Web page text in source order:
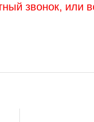
звонок, или